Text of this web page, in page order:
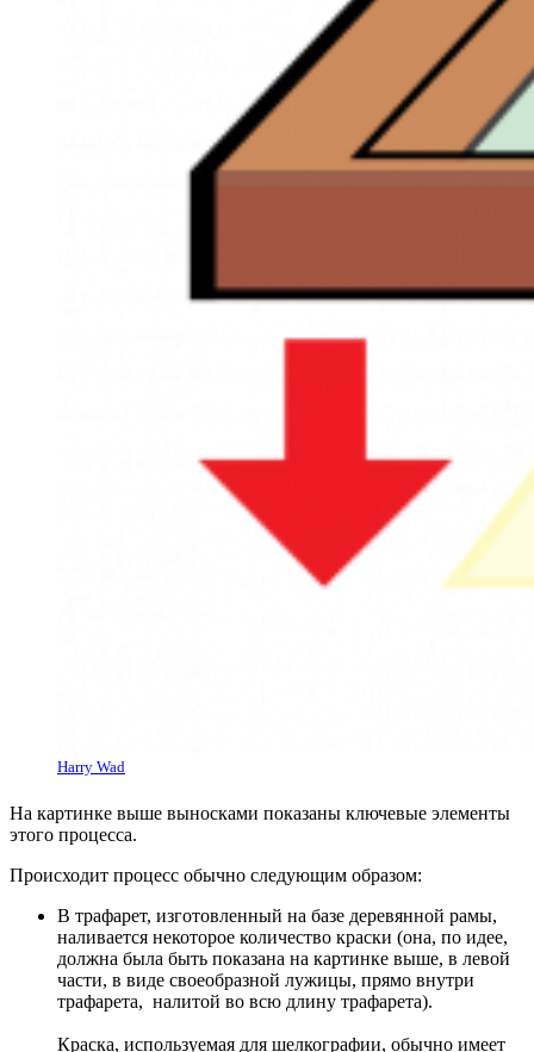
Harry Wad
На картинке выше выносками показаны ключевые элементы
этого процесса.
Происходит процесс обычно следующим образом:
В трафарет, изготовленный на базе деревянной рамы,
наливается некоторое количество краски (она, по идее,
должна была быть показана на картинке выше, в левой
части, в виде своеобразной лужицы, прямо внутри
трафарета, налитой во всю длину трафарета).
Краска, используемая для шелкографии, обычно имеет